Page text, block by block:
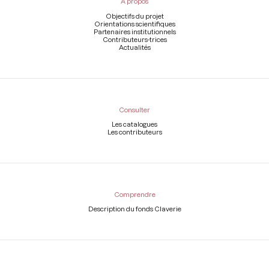
Objectifs du projet
Orientations scientifiques
Partenaires institutionnels
Contributeurs-trices
Actualités
Consulter
Les catalogues
Les contributeurs
Comprendre
Description du fonds Claverie